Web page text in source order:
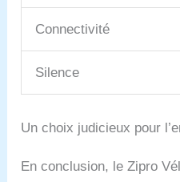
Connectivité
Silence
Un choix judicieux pour
En conclusion, le Zipro